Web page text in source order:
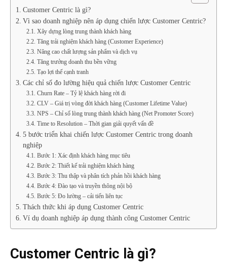
Customer Centric là gì?
Vì sao doanh nghiệp nên áp dụng chiến lược Customer Centric?
Xây dựng lòng trung thành khách hàng
Tăng trải nghiệm khách hàng (Customer Experience)
Nâng cao chất lượng sản phẩm và dịch vụ
Tăng trưởng doanh thu bền vững
Tạo lợi thế cạnh tranh
Các chỉ số đo lường hiệu quả chiến lược Customer Centric
Churn Rate – Tỷ lệ khách hàng rời đi
CLV – Giá trị vòng đời khách hàng (Customer Lifetime Value)
NPS – Chỉ số lòng trung thành khách hàng (Net Promoter Score)
Time to Resolution – Thời gian giải quyết vấn đề
5 bước triển khai chiến lược Customer Centric trong doanh
nghiệp
Bước 1: Xác định khách hàng mục tiêu
Bước 2: Thiết kế trải nghiệm khách hàng
Bước 3: Thu thập và phân tích phản hồi khách hàng
Bước 4: Đào tạo và truyền thông nội bộ
Bước 5: Đo lường – cải tiến liên tục
Thách thức khi áp dụng Customer Centric
Ví dụ doanh nghiệp áp dụng thành công Customer Centric
Customer Centric là gì?